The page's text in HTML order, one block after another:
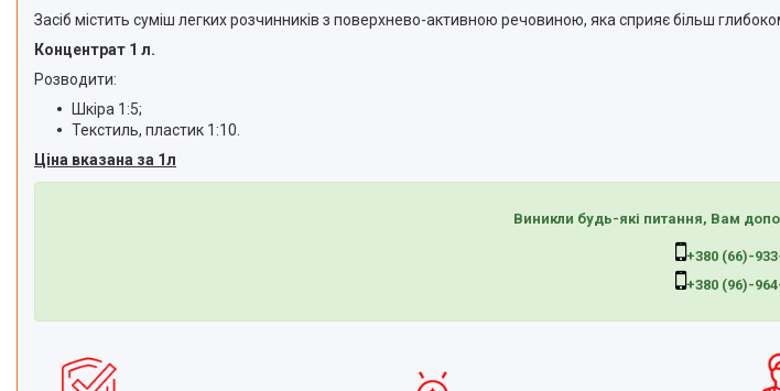
Обладнання для чистки
сонячних панелей
Генератори
Тельфери та каретки
Плазморізи і Зварювальне
обладнання
Акумуляторний інструмент
Засіб містить суміш легких розчинників з поверхнево-активною речовиною, яка сприяє більш
Концентрат 1 л.
Розводити:
Шкіра 1:5;
Текстиль, пластик 1:10.
Ціна вказана за 1л
Виникли будь-які питання, Вам
+380 (66)-
+380 (96)-